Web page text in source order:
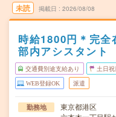
未読 掲載日 2026/08/08
時給1800円＊完全
部内アシスタント
交通費別途支給あり 土日
WEB登録OK 派遣
勤務地
東京都港区